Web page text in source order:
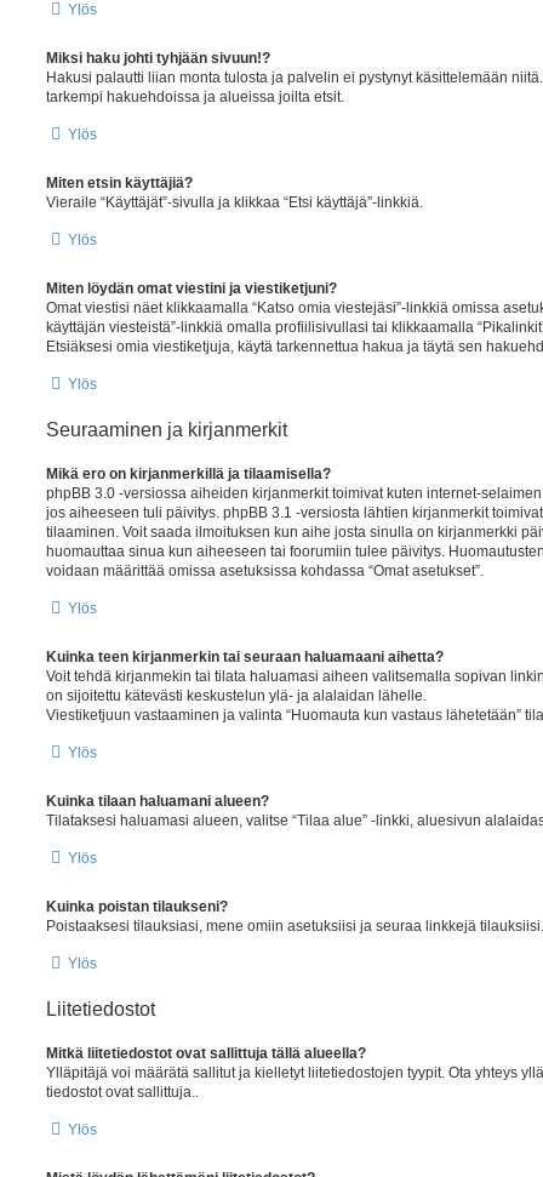
Ylös
Miksi haku johti tyhjään sivuun!?
Hakusi palautti liian monta tulosta ja palvelin ei pystynyt käsittelemään
tarkempi hakuehdoissa ja alueissa joilta etsit.
Ylös
Miten etsin käyttäjiä?
Vieraile “Käyttäjät”-sivulla ja klikkaa “Etsi käyttäjä”-linkkiä.
Ylös
Miten löydän omat viestini ja viestiketjuni?
Omat viestisi näet klikkaamalla “Katso omia viestejäsi”-linkkiä omissa
käyttäjän viesteistä”-linkkiä omalla profiilisivullasi tai klikkaamalla
Etsiäksesi omia viestiketjuja, käytä tarkennettua hakua ja täytä sen
Ylös
Seuraaminen ja kirjanmerkit
Mikä ero on kirjanmerkillä ja tilaamisella?
phpBB 3.0 -versiossa aiheiden kirjanmerkit toimivat kuten internet-
jos aiheeseen tuli päivitys. phpBB 3.1 -versiosta lähtien kirjanmerkit
tilaaminen. Voit saada ilmoituksen kun aihe josta sinulla on kirjanmerkki
huomauttaa sinua kun aiheeseen tai foorumiin tulee päivitys.
voidaan määrittää omissa asetuksissa kohdassa “Omat asetukset”.
Ylös
Kuinka teen kirjanmerkin tai seuraan haluamaani aihetta?
Voit tehdä kirjanmekin tai tilata haluamasi aiheen valitsemalla sopivan
on sijoitettu kätevästi keskustelun ylä- ja alalaidan lähelle.
Viestiketjuun vastaaminen ja valinta “Huomauta kun vastaus lähetetään”
Ylös
Kuinka tilaan haluamani alueen?
Tilataksesi haluamasi alueen, valitse “Tilaa alue” -linkki, aluesivun
Ylös
Kuinka poistan tilaukseni?
Poistaaksesi tilauksiasi, mene omiin asetuksiisi ja seuraa linkkejä tilauksiisi.
Ylös
Liitetiedostot
Mitkä liitetiedostot ovat sallittuja tällä alueella?
Ylläpitäjä voi määrätä sallitut ja kielletyt liitetiedostojen tyypit. Ota yhteys
tiedostot ovat sallittuja..
Ylös